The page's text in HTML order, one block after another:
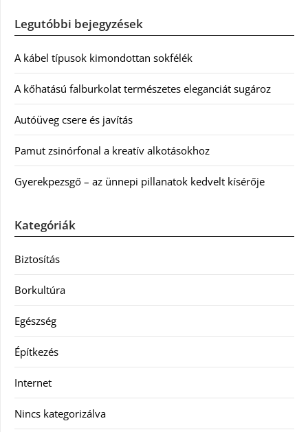
Legutóbbi bejegyzések
A kábel típusok kimondottan sokfélék
A kőhatású falburkolat természetes eleganciát sugároz
Autóüveg csere és javítás
Pamut zsinórfonal a kreatív alkotásokhoz
Gyerekpezsgő – az ünnepi pillanatok kedvelt kísérője
Kategóriák
Biztosítás
Borkultúra
Egészség
Építkezés
Internet
Nincs kategorizálva